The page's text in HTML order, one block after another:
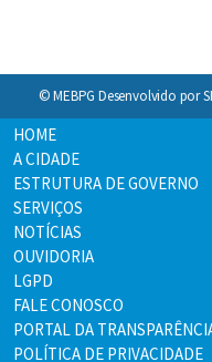
© MEBPG Desenvolvido por
HOME
A CIDADE
ESTRUTURA DE GOVERNO
SERVIÇOS
NOTÍCIAS
OUVIDORIA
LGPD
FALE CONOSCO
PORTAL DA
POLÍTICA DE PRIVACIDADE